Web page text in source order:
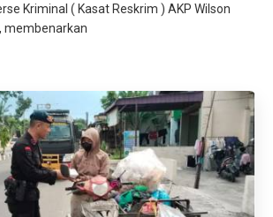
Kriminal ( Kasat Reskrim ) AKP Wilson
membenarkan